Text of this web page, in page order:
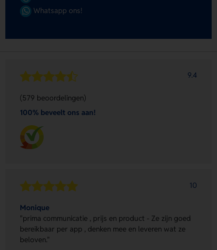
Whatsapp ons!
9.4
(579 beoordelingen)
100% beveelt ons aan!
10
Monique
"prima communicatie , prijs en product - Ze zijn goed
bereikbaar per app , denken mee en leveren wat ze
beloven."